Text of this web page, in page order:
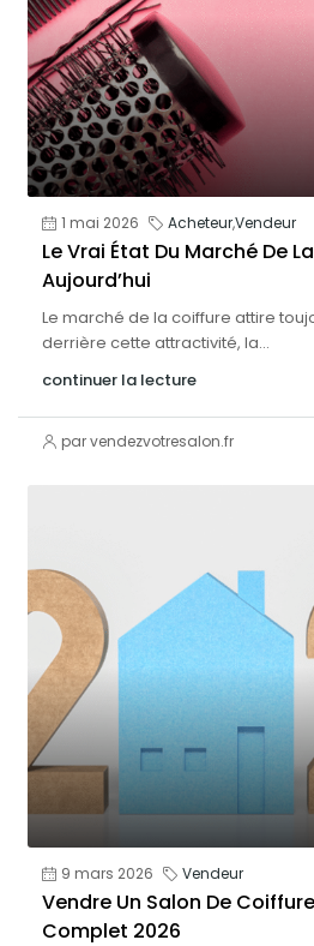
1 mai 2026 Acheteur,Vendeur
Le Vrai État Du Marché De
Aujourd’hui
Le marché de la coiffure attire
derrière cette attractivité, la...
continuer la lecture
par vendezvotresalon.fr
9 mars 2026 Vendeur
Vendre Un Salon De
Complet 2026